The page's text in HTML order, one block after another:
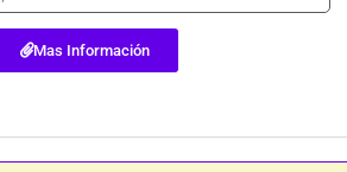
Mas Información